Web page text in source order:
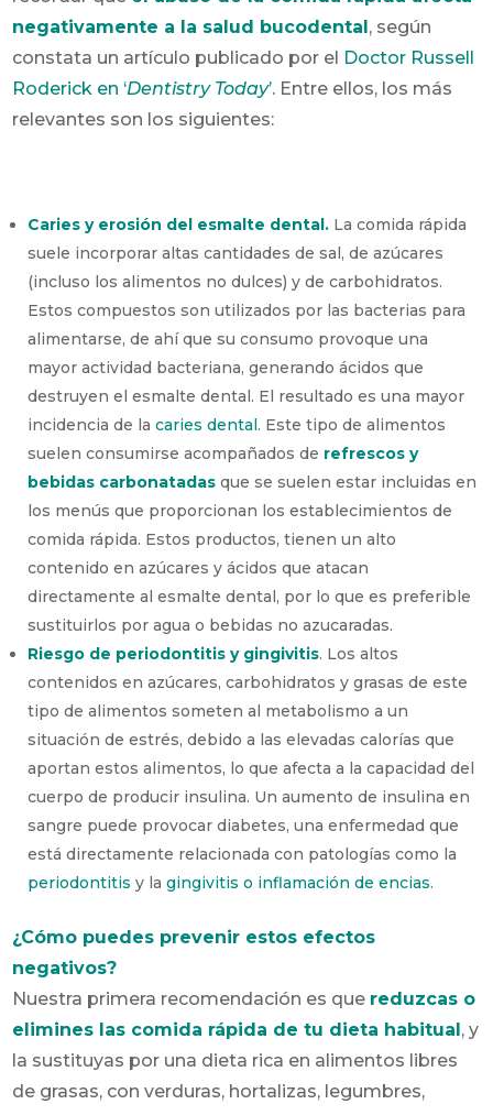
negativamente a la salud bucodental, según
constata un artículo publicado por el Doctor Russell
Roderick en ‘Dentistry Today’. Entre ellos, los más
relevantes son los siguientes:
Caries y erosión del esmalte dental. La comida rápida
suele incorporar altas cantidades de sal, de azúcares
(incluso los alimentos no dulces) y de carbohidratos.
Estos compuestos son utilizados por las bacterias para
alimentarse, de ahí que su consumo provoque una
mayor actividad bacteriana, generando ácidos que
destruyen el esmalte dental. El resultado es una mayor
incidencia de lacaries dental. Este tipo de alimentos
suelen consumirse acompañados de refrescos y
bebidas carbonatadas que se suelen estar incluidas en
los menús que proporcionan los establecimientos de
comida rápida. Estos productos, tienen un alto
contenido en azúcares y ácidos que atacan
directamente al esmalte dental, por lo que es preferible
sustituirlos por agua o bebidas no azucaradas.
Riesgo de periodontitis y gingivitis. Los altos
contenidos en azúcares, carbohidratos y grasas de este
tipo de alimentos someten al metabolismo a un
situación de estrés, debido a las elevadas calorías que
aportan estos alimentos, lo que afecta a la capacidad del
cuerpo de producir insulina. Un aumento de insulina en
sangre puede provocar diabetes, una enfermedad que
está directamente relacionada con patologías como la
periodontitis y lagingivitis o inflamación de encias.
¿Cómo puedes prevenir estos efectos
negativos?
Nuestra primera recomendación es que reduzcas o
elimines las comida rápida de tu dieta habitual, y
la sustituyas por una dieta rica en alimentos libres
de grasas, con verduras, hortalizas, legumbres,